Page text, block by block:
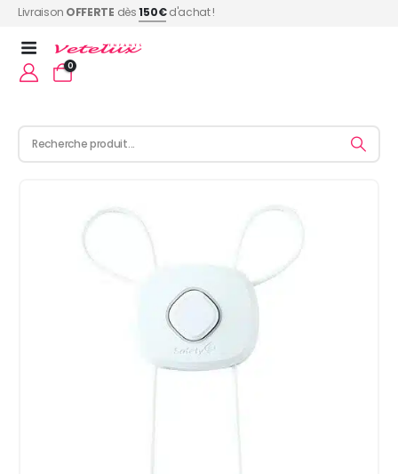
Livraison OFFERTE dès150€d'achat !
0